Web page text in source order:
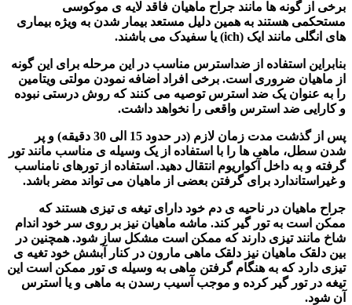
برخی از گونه ها مانند جراح ماهیان فاقد لایه ی موکوسی
مستحکمی هستند به همین دلیل مستعد بیمار شدن به ویژه بیماری
های انگلی مانند ایک (ich) یا سفیدک می باشند.
بنابراین استفاده از ضداسترس مناسب در این مرحله برای این گونه
از ماهیان ضروری است. برخی افراد اضافه نمودن مولتی ویتامین
را به عنوان یک ضد استرس توصیه می کنند که روش درستی نبوده
و کارایی ضد استرس واقعی را نخواهد داشت.
پس از گذشت مدت زمان لازم (در حدود 15 الی 30 دقیقه) و پر
شدن سطل، ماهی ها را با استفاده از یک وسیله ی مناسب مانند تور
گرفته و به داخل آکواریوم انتقال دهید. استفاده از تورهای نامناسب
و غیراستاندارد برای گرفتن بعضی از ماهیان می تواند مضر باشد.
جراح ماهیان در ناحیه ی دم خود دارای تیغه ی تیزی هستند که
ممکن است به تور گیر کند. ماشه ماهیان نیز بر روی سر خود اندام
شاخ مانند تیزی دارند که ممکن است مشکل ساز شود. همچنین در
بین دلقک ماهیان نیز دلقک ماهی مارون در کنار آبشش خود تغیه ی
تیزی دارد که به هنگام گرفتن ماهی به وسیله ی تور ممکن است این
تیغه در تور گیر کرده و موجب آسیب رسدن به ماهی و یا استرس
آن شود.